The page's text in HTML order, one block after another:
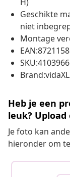
Geschikte
niet
Montage
SKU:4103966
Brand:vidaXL
Heb je een
leuk?
Je foto kan
hieronder om